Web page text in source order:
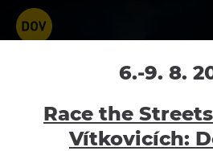
Show Jana
Valentýnský
přidané
6.-9. 8.
Race the
Vítkovicích: